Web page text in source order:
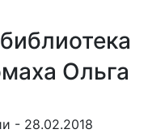
Ольга
- 28.02.2018